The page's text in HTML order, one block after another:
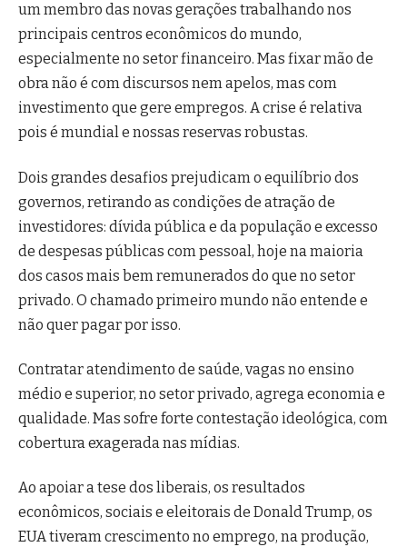
um membro das novas gerações trabalhando nos
principais centros econômicos do mundo,
especialmente no setor financeiro. Mas fixar mão de
obra não é com discursos nem apelos, mas com
investimento que gere empregos. A crise é relativa
pois é mundial e nossas reservas robustas.
Dois grandes desafios prejudicam o equilíbrio dos
governos, retirando as condições de atração de
investidores: dívida pública e da população e excesso
de despesas públicas com pessoal, hoje na maioria
dos casos mais bem remunerados do que no setor
privado. O chamado primeiro mundo não entende e
não quer pagar por isso.
Contratar atendimento de saúde, vagas no ensino
médio e superior, no setor privado, agrega economia e
qualidade. Mas sofre forte contestação ideológica, com
cobertura exagerada nas mídias.
Ao apoiar a tese dos liberais, os resultados
econômicos, sociais e eleitorais de Donald Trump, os
EUA tiveram crescimento no emprego, na produção,